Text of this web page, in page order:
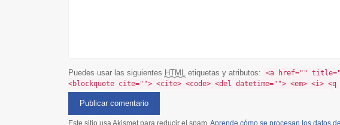
Puedes usar las siguientes HTMLetiquetas y atributos:
<a href=""
<blockquote cite=""> <cite> <code> <del datetime=""> <em> <i>